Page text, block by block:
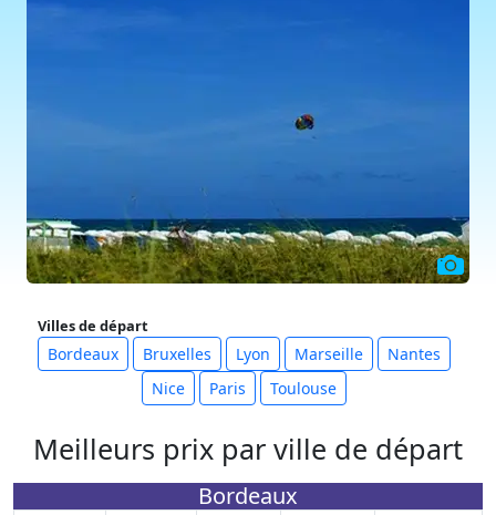
Villes de départ
Bordeaux Bruxelles Lyon Marseille
Nantes
Nice
Paris Toulouse
Meilleurs prix par ville de départ
Bordeaux